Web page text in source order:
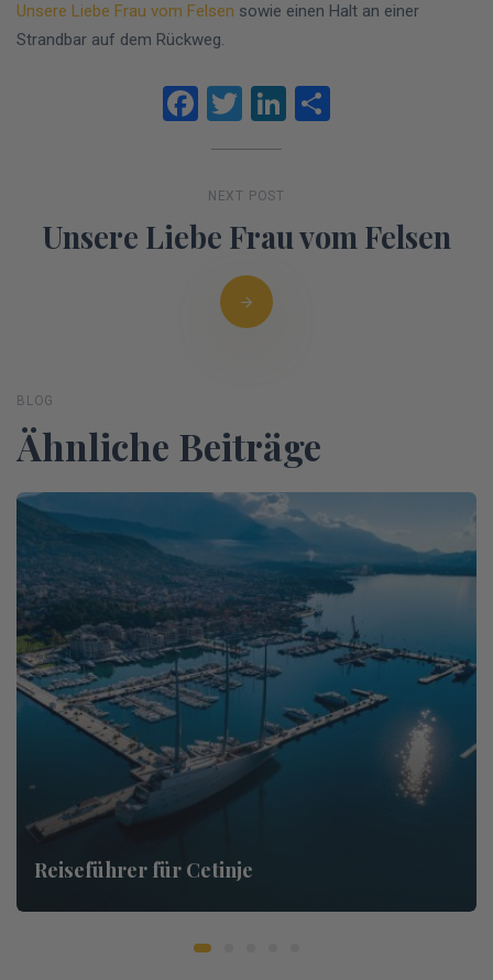
Unsere Liebe Frau vom Felsen sowie einen Halt an einer
Strandbar auf dem Rückweg.
Facebook
TwitterLinkedIn
NEXT POST
Unsere Liebe Frau vom Felsen
BLOG
Ähnliche Beiträge
Reiseführer für Cetinje